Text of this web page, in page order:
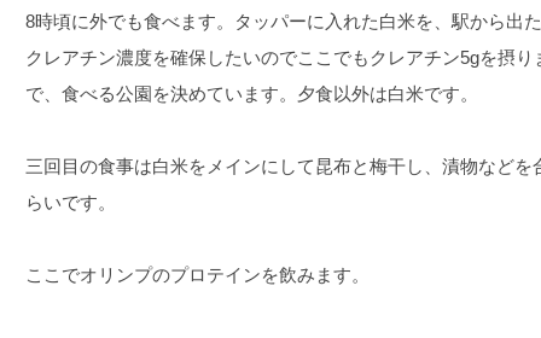
8時頃に外でも食べます。タッパーに入れた白米を、駅から出
クレアチン濃度を確保したいのでここでもクレアチン5gを摂
で、食べる公園を決めています。夕食以外は白米です。
三回目の食事は白米をメインにして昆布と梅干し、漬物など
らいです。
ここでオリンプのプロテインを飲みます。